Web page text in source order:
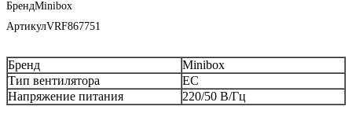
БрендMinibox
АртикулVRF867751
Бренд
Minibox
Тип вентилятора
EC
Напряжение питания
220/50 В/Гц